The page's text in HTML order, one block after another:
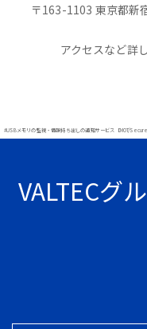
〒163-1103 東京都新
アクセスなど詳
#USBメモリの監視・情報持ち出しの通知サービス【MOT/Secure
VALTECグ